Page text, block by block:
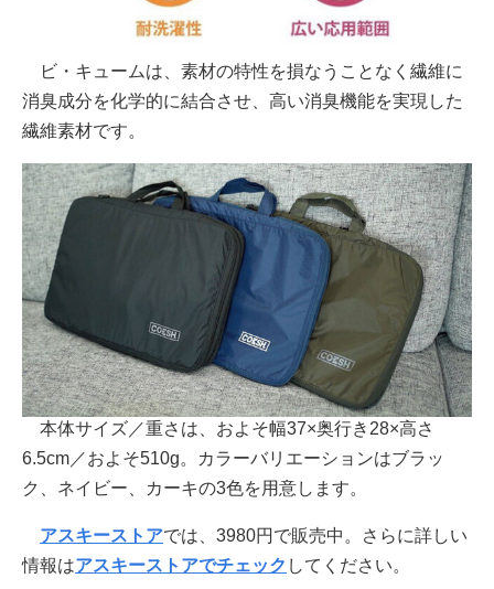
ビ・キュームは、素材の特性を損なうことなく繊維に
消臭成分を化学的に結合させ、高い消臭機能を実現した
繊維素材です。
本体サイズ／重さは、およそ幅37×奥行き28×高さ
6.5cm／およそ510g。カラーバリエーションはブラッ
ク、ネイビー、カーキの3色を用意します。
アスキーストアでは、3980円で販売中。さらに詳しい
情報はアスキーストアでチェック してください。